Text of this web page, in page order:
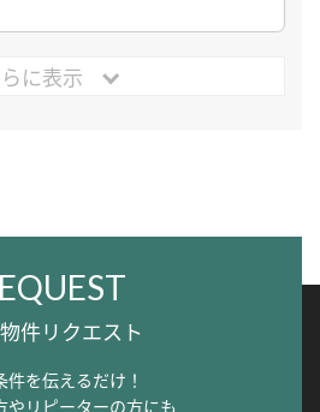
に表示
件リクエスト
件を伝えるだけ！
やリピーターの方にも